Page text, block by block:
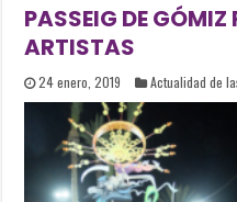
PASSEIG DE GÓMIZ
ARTISTAS
24 enero, 2019 Actualidad de